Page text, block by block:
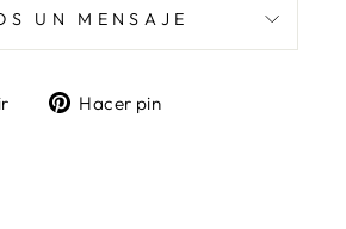
UN MENSAJE
TuitearHacer pin